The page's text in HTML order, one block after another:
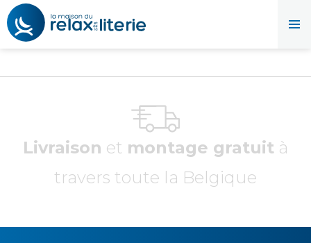
Livraison et montage gratuit à
travers toute la Belgique